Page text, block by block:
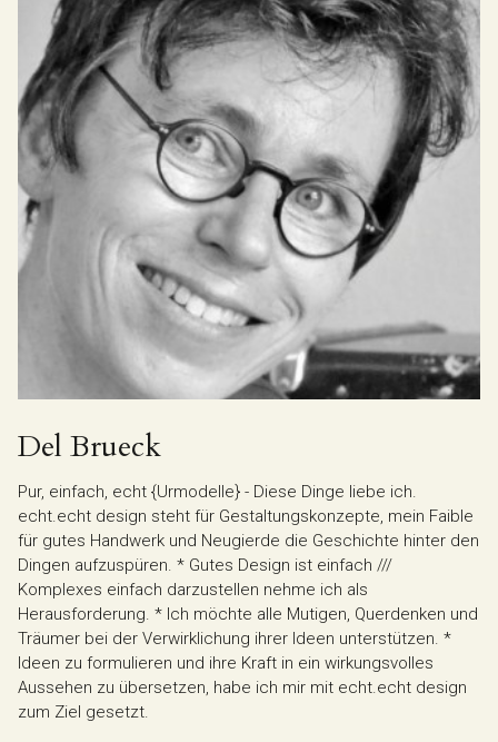
Del Brueck
Pur, einfach, echt {Urmodelle} - Diese Dinge liebe ich.
echt.echt design steht für Gestaltungskonzepte, mein Faible
für gutes Handwerk und Neugierde die Geschichte hinter den
Dingen aufzuspüren. * Gutes Design ist einfach ///
Komplexes einfach darzustellen nehme ich als
Herausforderung. * Ich möchte alle Mutigen, Querdenken und
Träumer bei der Verwirklichung ihrer Ideen unterstützen. *
Ideen zu formulieren und ihre Kraft in ein wirkungsvolles
Aussehen zu übersetzen, habe ich mir mit echt.echt design
zum Ziel gesetzt.